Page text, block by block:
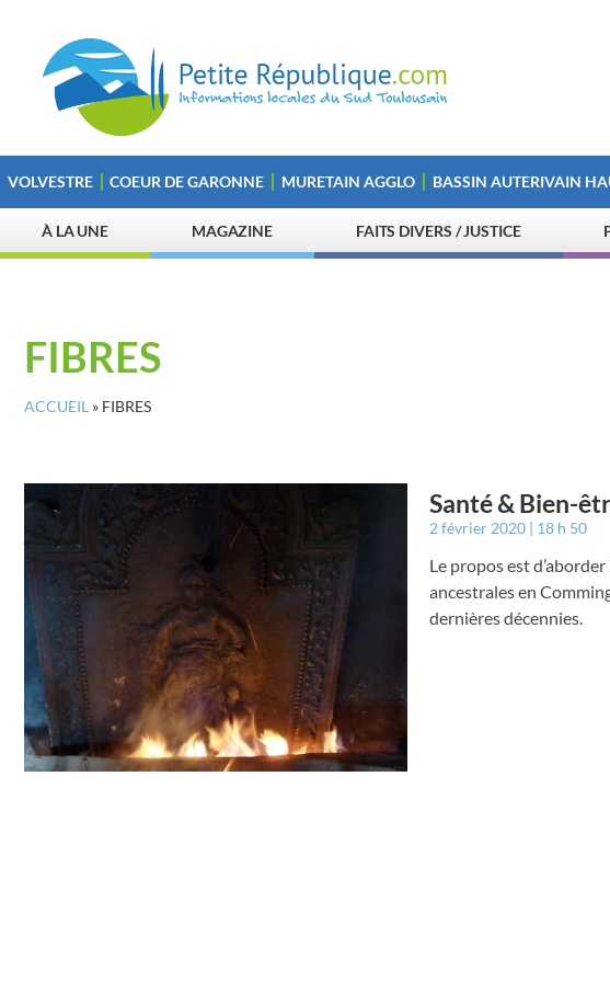
VOLVESTRE COEUR DE GARONNE MURETAIN AGGLO BASSIN AUTERIVAIN
À LA UNE MAGAZINE FAITS DIVERS / JUSTICE
FIBRES
ACCUEIL » FIBRES
Santé & Bien-
2 février 2020 18 h 50
Le propos est
ancestrales en
dernières décennies.